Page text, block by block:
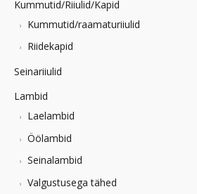
Kummutid/Riiulid/Kapid
Kummutid/raamaturiiulid
Riidekapid
Seinariiulid
Lambid
Laelambid
Öölambid
Seinalambid
Valgustusega tähed